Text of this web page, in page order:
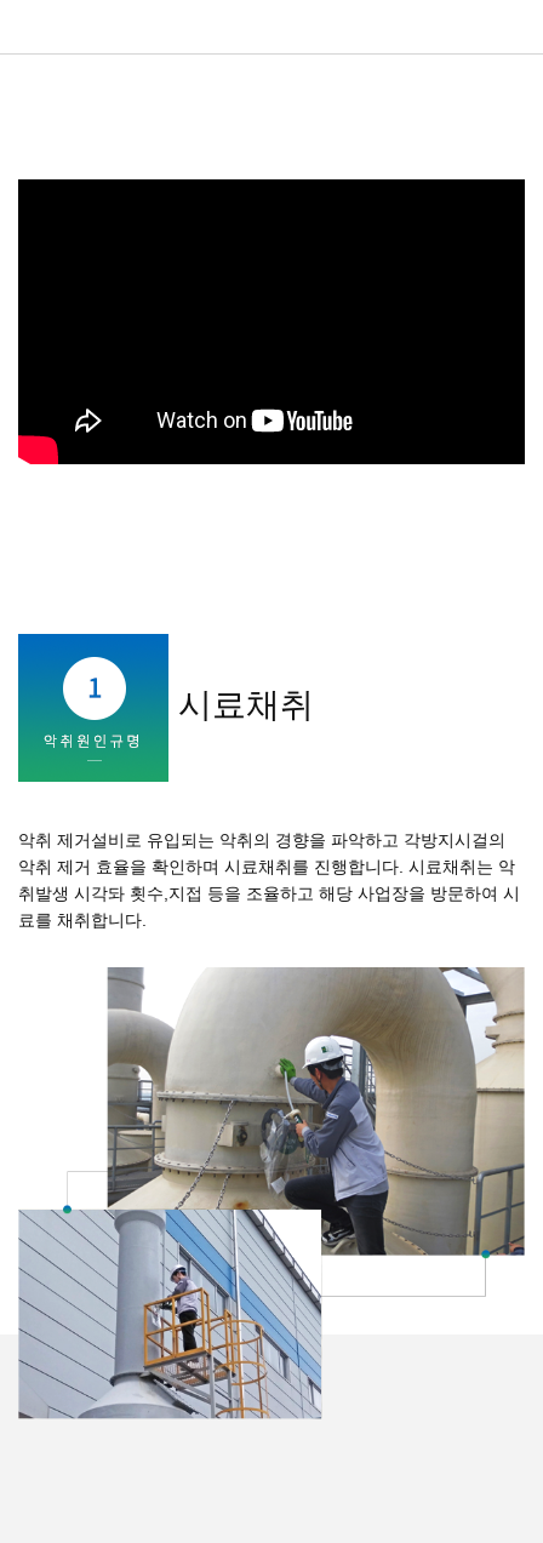
시료채취
악취 제거설비로 유입되는 악취의 경향을 파악하고 각방지시걸의
악취 제거 효율을 확인하며 시료채취를 진행합니다. 시료채취는 악
취발생 시각돠 횟수,지접 등을 조율하고 해당 사업장을 방문하여 시
료를 채취합니다.